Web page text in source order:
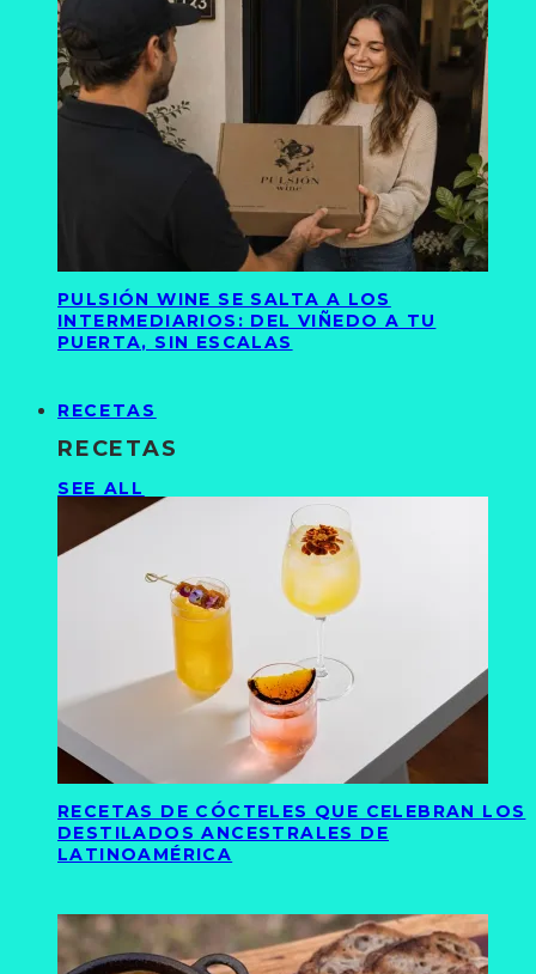
PULSIÓN WINE SE SALTA A LOS
INTERMEDIARIOS: DEL VIÑEDO A TU
PUERTA, SIN ESCALAS
RECETAS
RECETAS
SEE ALL
RECETAS DE CÓCTELES QUE CELEBRAN LOS
DESTILADOS ANCESTRALES DE
LATINOAMÉRICA